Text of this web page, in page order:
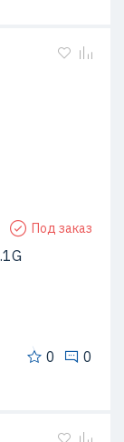
Под заказ
0 0